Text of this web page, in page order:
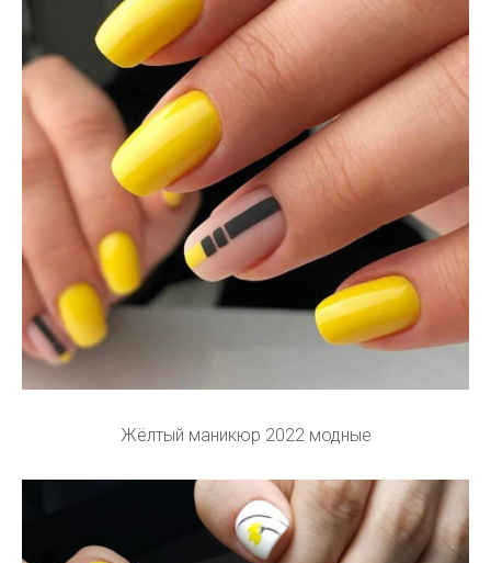
Жёлтый маникюр 2022 модные